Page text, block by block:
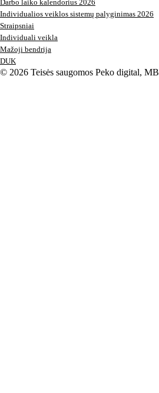
Darbo laiko kalendorius 2026
Individualios veiklos sistemų palyginimas 2026
Straipsniai
Individuali veikla
Mažoji bendrija
DUK
© 2026 Teisės saugomos Peko digital, MB